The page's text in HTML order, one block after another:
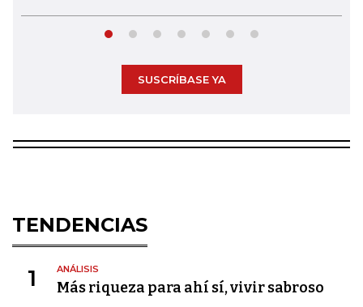
SUSCRÍBASE YA
TENDENCIAS
1 ANÁLISIS
Más riqueza para ahí sí, vivir sabroso